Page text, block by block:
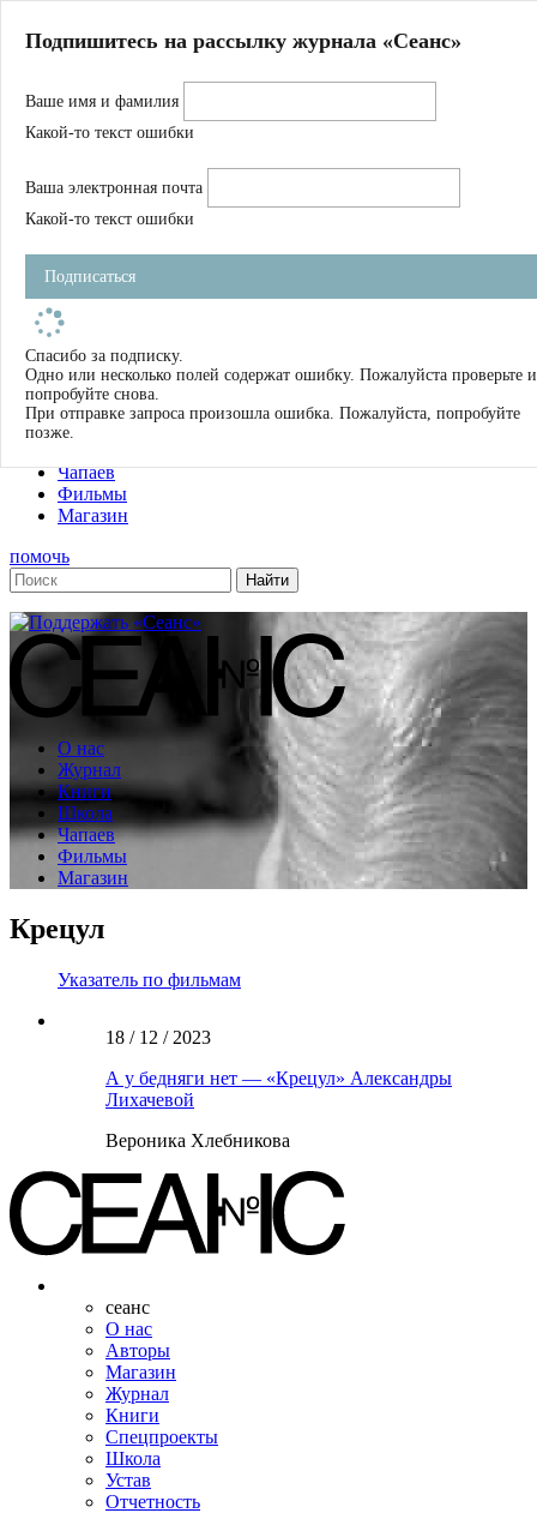
Магазин
Журнал
Школа
Устав
Фильмы
Имена
Тэги
О нас
Журнал
Книги
Чапаев
Фильмы
Магазин
помочь
О нас
Журнал
Книги
Школа
Чапаев
Фильмы
Магазин
Крецул
Указатель по фильмам
18 / 12 / 2023
А у бедняги нет — «Крецул» Александры
Лихачевой
Вероника Хлебникова
сеанс
О нас
Авторы
Магазин
Журнал
Книги
Спецпроекты
Школа
Устав
Отчетность
Подпишитесь на рассылку журнала «Сеанс»
Ваше имя и фамилия
Какой-то текст ошибки
Ваша электронная почта
Какой-то текст ошибки
Подписаться
Спасибо за подписку.
Одно или несколько полей содержат ошибку. Пожалуйста проверьте и
попробуйте снова.
При отправке запроса произошла ошибка. Пожалуйста, попробуйте
позже.